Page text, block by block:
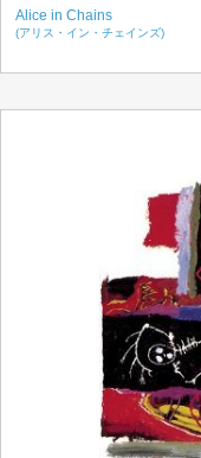
Alice in Chains
(アリス・イン・チェインズ)